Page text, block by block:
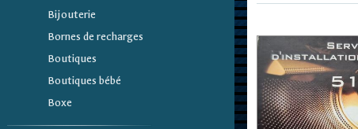
Bijouterie
Bornes de recharges
Boutiques
Boutiques bébé
Boxe